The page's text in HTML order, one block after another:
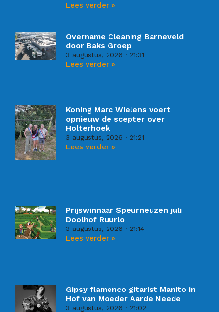
Lees verder »
Overname Cleaning Barneveld
door Baks Groep
3 augustus, 2026 21:31
Lees verder »
Koning Marc Wielens voert
opnieuw de scepter over
Holterhoek
3 augustus, 2026 21:21
Lees verder »
Prijswinnaar Speurneuzen juli
Doolhof Ruurlo
3 augustus, 2026 21:14
Lees verder »
Gipsy flamenco gitarist Manito in
Hof van Moeder Aarde Neede
3 augustus, 2026 21:02